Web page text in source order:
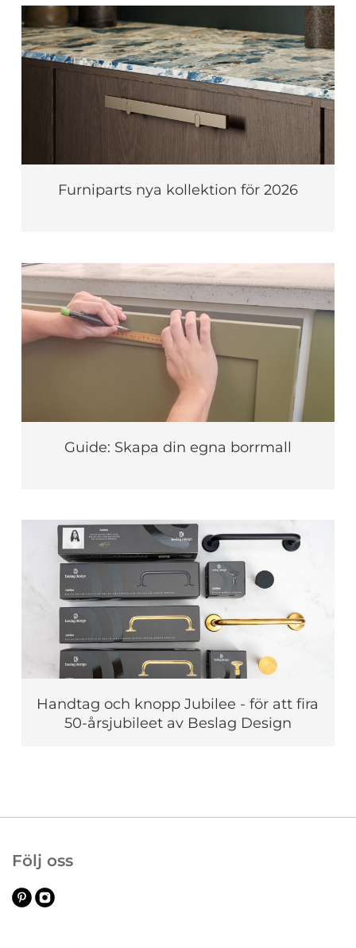
Furniparts nya kollektion för 2026
Guide: Skapa din egna borrmall
Handtag och knopp Jubilee - för att fira
50-årsjubileet av Beslag Design
Följ oss